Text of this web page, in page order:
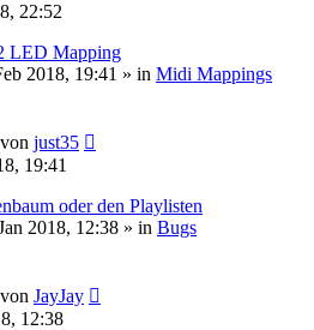
22:52
LED Mapping
2018, 19:41 » in Midi Mappings
von just35
19:41
oder den Playlisten
2018, 12:38 » in Bugs
von JayJay
12:38